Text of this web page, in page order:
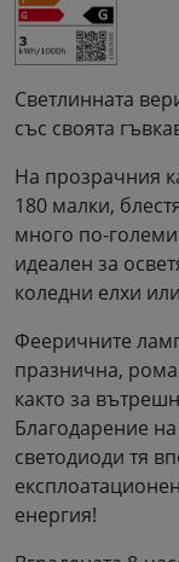
Светлинната
със своята
На прозрачния
180 малки,
много по-
идеален за
коледни елхи
Фееричните
празнична,
както за
Благодарение
светодиоди тя
енергия!